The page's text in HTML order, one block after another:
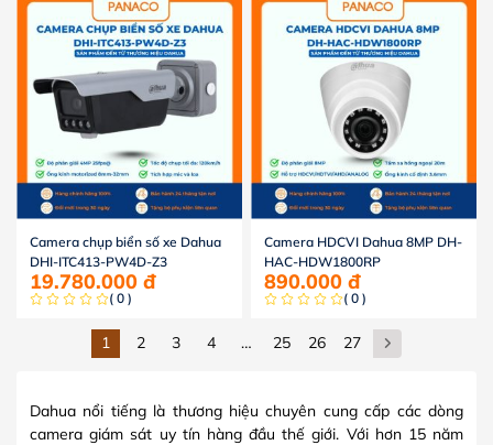
Camera chụp biển số xe Dahua
DHI-ITC413-PW4D-Z3
19.780.000 đ
( 0 )
Camera HDCVI Dahua 8MP DH-
HAC-HDW1800RP
890.000 đ
( 0 )
1 2 3 4 … 25 26 27
Dahua nổi tiếng là thương hiệu chuyên cung cấp các dòng
camera giám sát uy tín hàng đầu thế giới. Với hơn 15 năm